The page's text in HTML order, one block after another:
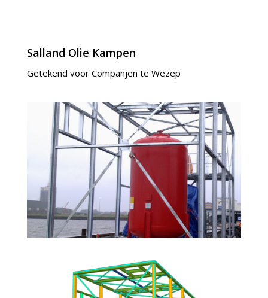
Salland Olie Kampen
Getekend voor Companjen te Wezep